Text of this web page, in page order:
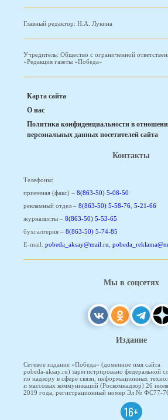
Главный редактор: Н.А. Лукина
Учредитель: Общество с ограниченной
«Редакция газеты «Победа»
Карта сайта
О нас
Политика конфиденциальности в
персональных данных посетителей сайта
Контакты
Телефоны:
приемная (факс) – 8(863-50) 5-08-50
рекламный отдел – 8(863-50) 5-58-76, 5-21-66
журналисты – 8(863-50) 5-53-65
бухгалтерия – 8(863-50) 5-74-85
E-mail: pobeda_aksay@mail.ru,
Мы в соцсетях
Издание
Сетевое издание «Победа» (доменное имя сайта
pobeda-aksay.ru) зарегистрировано федеральной
по надзору в сфере связи, информационных
и массовых коммуникаций (Роскомнадзор) 26 июля
2019 года, регистрационный номер Эл № ФС77-
16+